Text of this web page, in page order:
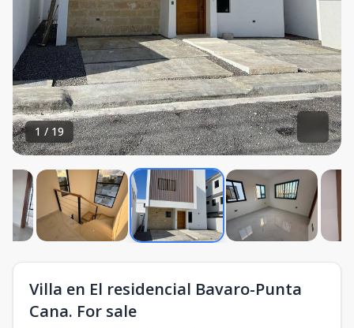
1 / 19
Villa en El residencial Bavaro-Punta
Cana. For sale